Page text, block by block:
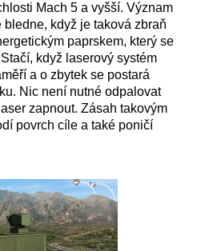
Mach 5 a vyšší. Význam
když je taková zbraň
paprskem, který se
když laserový systém
a o zbytek se postará
Nic není nutné odpalovat
zapnout. Zásah takovým
povrch cíle a také poničí